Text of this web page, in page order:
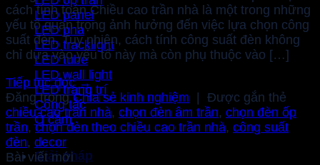
LED panel
LED pha
LED tracklight
LED tube
LED wall light
LED trang trí
Công tắc
Ổ cắm
Giải pháp
cách tính toán Chiều cao trần nhà là một trong những
yếu tố quan trọng ảnh hưởng đến việc lựa chọn công
suất đèn. Tuy nhiên, cách tính công suất đèn không
chỉ dựa vào yếu tố này mà còn phụ thuộc vào […]
Tiếp tục đọc→
Đăng trongChia sẻ kinh nghiệm | Được gắn thẻ
chiều cao trần nhà, chọn đèn âm trần, chọn đèn ốp
trần,chọn đèn theo chiều cao trần nhà, công suất
đèn, decor
Bài viết mới